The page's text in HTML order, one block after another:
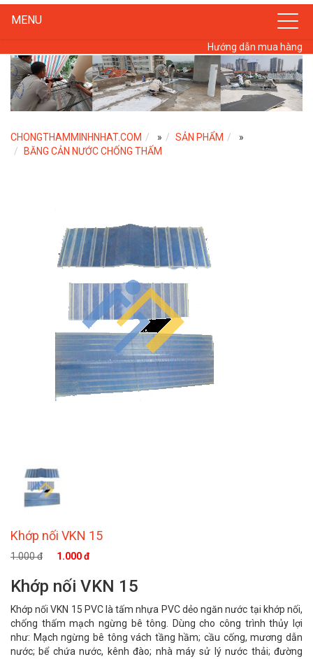
MENU
Hướng dẫn mua hàng
CHONGTHAMMINHNHAT.COM » SẢN PHẨM
»
BĂNG CẢN NƯỚC CHỐNG THẤM
Khớp nối VKN 15
1.000 đ 1.000 đ
Khớp nối VKN 15
Khớp nối VKN 15 PVC là tấm nhựa PVC dẻo ngăn nước tại khớp nối,
chống thấm mạch ngừng bê tông. Dùng cho công trình thủy lợi
như: Mạch ngừng bê tông vách tầng hầm; cầu cống, mương dẫn
nước; bể chứa nước, kênh đào; nhà máy sử lý nước thải; đường